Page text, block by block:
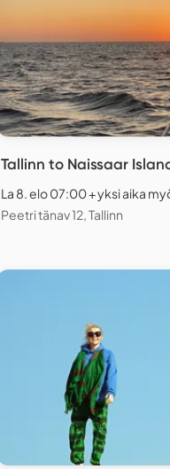
Tallinn to Naissaar
La 8. elo 07:00 + yksi aika
Peetri tänav 12, Tallinn